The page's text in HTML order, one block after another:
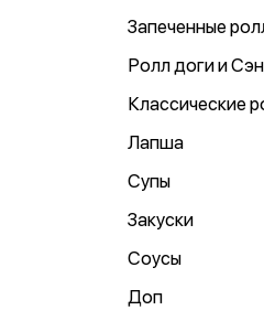
Запеченные
Ролл доги и
Классические
Лапша
Супы
Закуски
Соусы
Доп